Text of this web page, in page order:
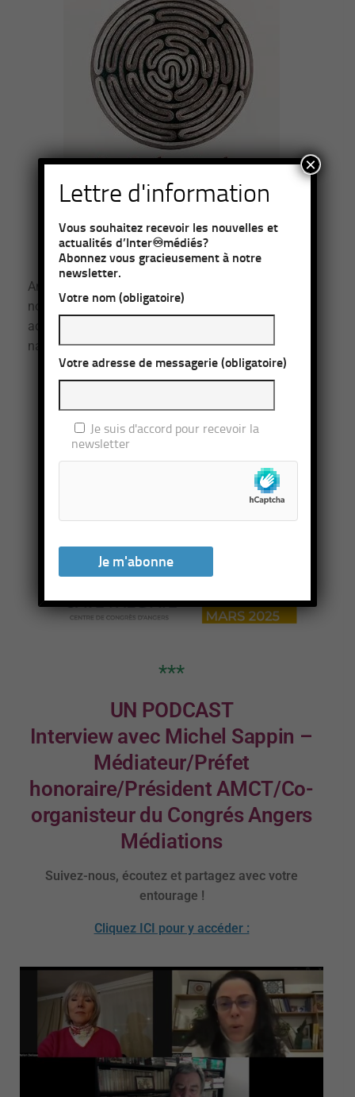
Amin Maalouf remonte ici aux origines de ce
nouvel affrontement entre l’Occident et ses
adversaires. Il retrace l’itinéraire de quatre grandes
nations…
***
***
UN PODCAST
Interview avec Michel Sappin –
Médiateur/Préfet
honoraire/Président AMCT/Co-
organisteur du Congrés Angers
Médiations
Suivez-nous, écoutez et partagez avec votre
entourage !
Cliquez ICI pour y accéder :
Lettre d'information
Vous souhaitez recevoir les nouvelles et
actualités d’Inter♾médiés?
Abonnez vous gracieusement à notre
newsletter.
Votre nom (obligatoire)
Votre adresse de messagerie (obligatoire)
Je suis d'accord pour recevoir la
newsletter
×